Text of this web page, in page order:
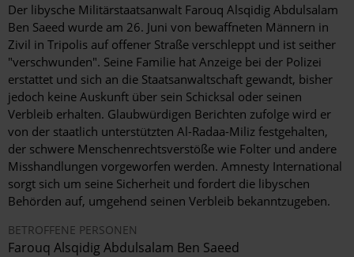
Der libysche Militärstaatsanwalt Farouq Alsqidig Abdulsalam
Ben Saeed wurde am 26. Juni von bewaffneten Männern in
Zivil in Tripolis auf offener Straße verschleppt und ist seither
"verschwunden". Seine Familie hat Anzeige bei der Polizei
erstattet und sich an die Staatsanwaltschaft gewandt, bisher
jedoch keine Auskunft über sein Schicksal oder seinen
Verbleib erhalten. Glaubwürdigen Berichten zufolge wird er
von der staatlich unterstützten Al-Radaa-Miliz festgehalten,
der schwere Menschenrechtsverstöße wie Folter und andere
Misshandlungen vorgeworfen werden. Amnesty International
sorgt sich um seine Sicherheit und fordert die libyschen
Behörden auf, umgehend seinen Verbleib bekanntzugeben.
BETROFFENE PERSONEN
Farouq Alsqidig Abdulsalam Ben Saeed